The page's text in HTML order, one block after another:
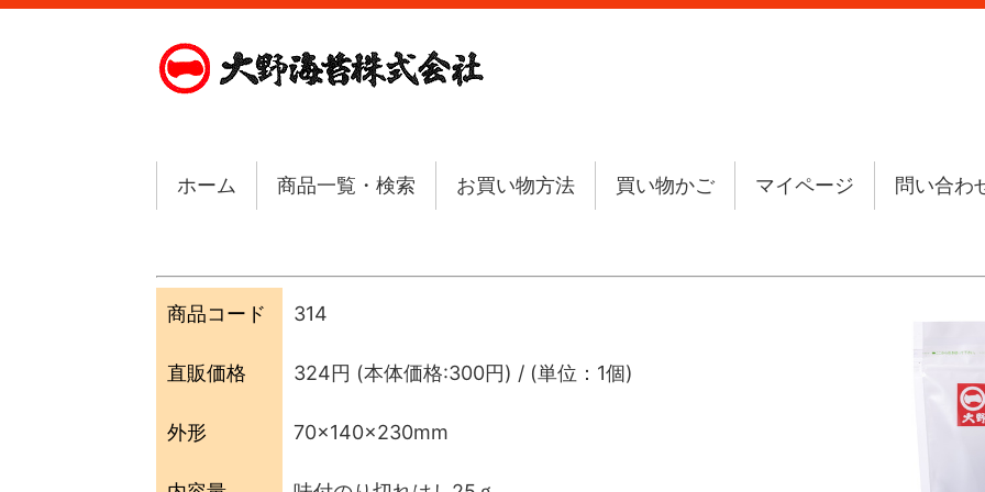
ホーム 商品一覧・検索 お買い物方法 買い物かご マイページ 問い合わ
商品コード 314
直販価格 324円 (本体価格:300円) / (単位：1個)
外形 70×140×230mm